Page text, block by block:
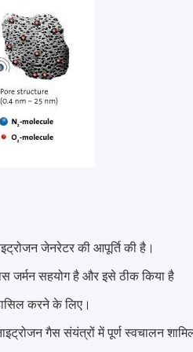
जेनरेटर की आपूर्ति की है।
जर्मन सहयोग है और इसे ठीक किया है
करने के लिए।
नाइट्रोजन गैस संयंत्रों में पूर्ण स्वचालन